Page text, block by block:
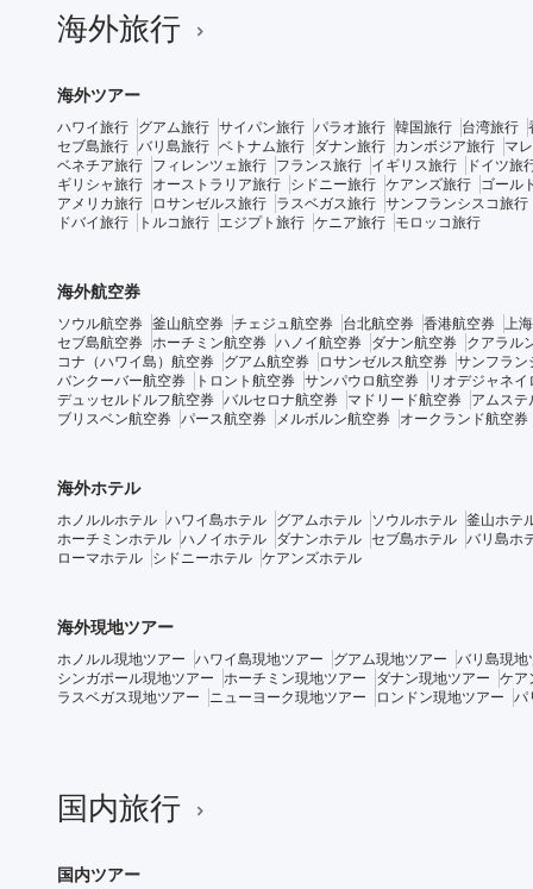
海外旅行
海外ツアー
ハワイ旅行 グアム旅行 サイパン旅行 パラオ旅行 韓国旅行 台湾旅行
セブ島旅行 バリ島旅行 ベトナム旅行 ダナン旅行 カンボジア旅行
マ
ベネチア旅行
フィレンツェ旅行 フランス旅行 イギリス旅行
ドイツ旅
ギリシャ旅行
オーストラリア旅行 シドニー旅行 ケアンズ旅行
ゴール
アメリカ旅行
ロサンゼルス旅行 ラスベガス旅行 サンフランシスコ旅行
ドバイ旅行
トルコ旅行 エジプト旅行 ケニア旅行 モロッコ旅行
海外航空券
ソウル航空券 釜山航空券 チェジュ航空券 台北航空券 香港航空券 上
セブ島航空券 ホーチミン航空券 ハノイ航空券 ダナン航空券
クアラル
コナ（ハワイ島）航空券
グアム航空券 ロサンゼルス航空券 サンフラン
バンクーバー航空券
トロント航空券 サンパウロ航空券
リオデジャネイ
デュッセルドルフ航空券 バルセロナ航空券 マドリード航空券
アムステ
ブリスベン航空券 パース航空券 メルボルン航空券 オークランド航空券
海外ホテル
ホノルルホテル ハワイ島ホテル グアムホテル ソウルホテル 釜山ホテ
ホーチミンホテル ハノイホテル ダナンホテル セブ島ホテル バリ島ホ
ローマホテル
シドニーホテル ケアンズホテル
海外現地ツアー
ホノルル現地ツアー ハワイ島現地ツアー グアム現地ツアー
バリ島現地
シンガポール現地ツアー
ホーチミン現地ツアー ダナン現地ツアー
ケア
ラスベガス現地ツアー
ニューヨーク現地ツアー ロンドン現地ツアー パ
国内旅行
国内ツアー